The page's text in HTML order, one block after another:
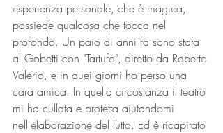
esperienza personale, che è magica,
possiede qualcosa che tocca nel
profondo. Un paio di anni fa sono stata
al Gobetti con "Tartufo", diretto da Roberto
Valerio, e in quei giorni ho perso una
cara amica. In quella circostanza il teatro
mi ha cullata e protetta aiutandomi
nell'elaborazione del lutto. Ed è ricapitato